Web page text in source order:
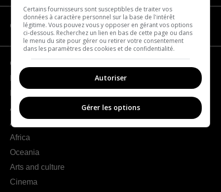
CATEGORIES
Geography
France
Americas
Asia
Africa
Oceania
Arts and culture
Cinema
Certains fournisseurs sont susceptibles de traiter vos
données à caractère personnel sur la base de l'intérêt
légitime. Vous pouvez vous y opposer en gérant vos options
ci-dessous. Recherchez un lien en bas de cette page ou dans
le menu du site pour gérer ou retirer votre consentement
dans les paramètres des cookies et de confidentialité.
Autoriser
Gérer les options